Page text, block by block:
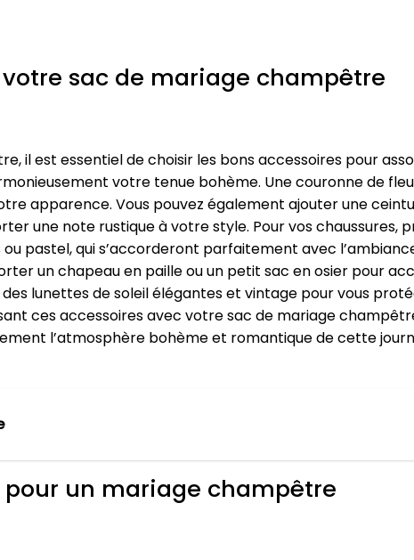
sac de mariage champêtre
il est essentiel de choisir les bons accessoires pour
votre tenue bohème. Une couronne de
apparence. Vous pouvez également ajouter une
une note rustique à votre style. Pour vos chaussures,
pastel, qui s’accorderont parfaitement avec
un chapeau en paille ou un petit sac en osier pour
lunettes de soleil élégantes et vintage pour vous
ces accessoires avec votre sac de mariage
l’atmosphère bohème et romantique de cette
pour un mariage champêtre